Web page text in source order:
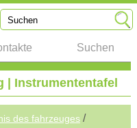
Suchen
| Instrumententafel
des fahrzeuges/